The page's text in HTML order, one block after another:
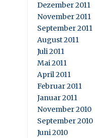
Dezember 2011
November 2011
September 2011
August 2011
Juli 2011
Mai 2011
April 2011
Februar 2011
Januar 2011
November 2010
September 2010
Juni 2010